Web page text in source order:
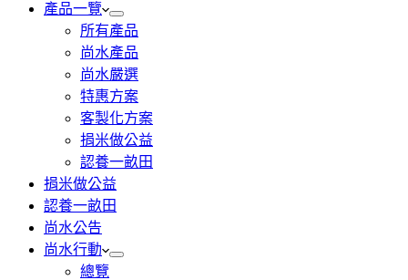
產品一覽
所有產品
尚水產品
尚水嚴選
特惠方案
客製化方案
捐米做公益
認養一畝田
捐米做公益
認養一畝田
尚水公告
尚水行動
總覽